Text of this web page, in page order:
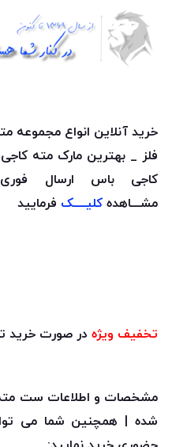
خرید آنلاین انواع
فلز _ بهترین مارک مته
کاجی باس ارسال
مشـــاهده کلیــــک فرمایید
تخفیف ویژه در صورت خرید
شده | همچنین شما می